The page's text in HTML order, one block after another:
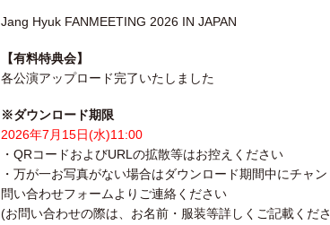
Jang Hyuk FANMEETING 2026 IN JAPAN
【有料特典会】
各公演アップロード完了いたしました
※ダウンロード期限
2026年7月15日(水)11:00
・QRコードおよびURLの拡散等はお控えください
・万が一お写真がない場合はダウンロード期間中にチャ
問い合わせフォームよりご連絡ください
(お問い合わせの際は、お名前・服装等詳しくご記載くだ